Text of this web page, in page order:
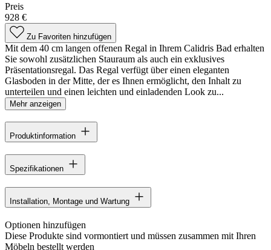
Preis
928 €
Zu Favoriten hinzufügen
Mit dem 40 cm langen offenen Regal in Ihrem Calidris Bad erhalten
Sie sowohl zusätzlichen Stauraum als auch ein exklusives
Präsentationsregal. Das Regal verfügt über einen eleganten
Glasboden in der Mitte, der es Ihnen ermöglicht, den Inhalt zu
unterteilen und einen leichten und einladenden Look zu...
Mehr anzeigen
Produktinformation
Spezifikationen
Installation, Montage und Wartung
Optionen hinzufügen
Diese Produkte sind vormontiert und müssen zusammen mit Ihren
Möbeln bestellt werden